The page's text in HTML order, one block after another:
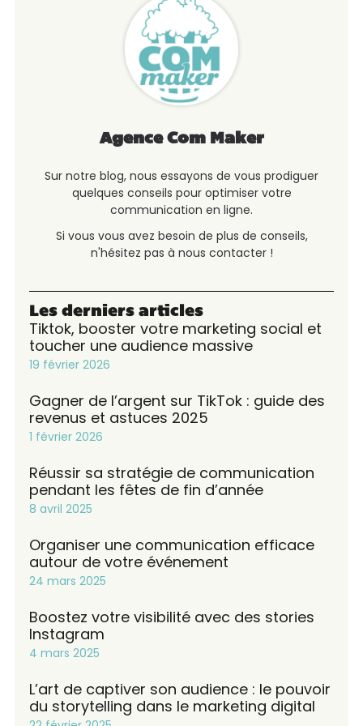
Agence Com Maker
Sur notre blog, nous essayons de vous prodiguer
quelques conseils pour optimiser votre
communication en ligne.
Si vous vous avez besoin de plus de conseils,
n'hésitez pas à nous contacter !
Les derniers articles
Tiktok, booster votre marketing social et
toucher une audience massive
19 février 2026
Gagner de l’argent sur TikTok : guide des
revenus et astuces 2025
1 février 2026
Réussir sa stratégie de communication
pendant les fêtes de fin d’année
8 avril 2025
Organiser une communication efficace
autour de votre événement
24 mars 2025
Boostez votre visibilité avec des stories
Instagram
4 mars 2025
L’art de captiver son audience : le pouvoir
du storytelling dans le marketing digital